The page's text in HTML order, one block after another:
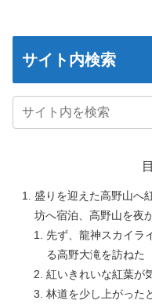
サイト内検索
盛りを迎えた高野山へ
坊へ宿泊、高野山を夜
先ず、龍神スカイラ
る高野大滝を訪ねた
紅いきれいな紅葉が
林道を少し上がった